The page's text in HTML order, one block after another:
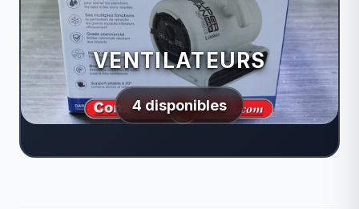
VENTILATEURS
4 disponibles